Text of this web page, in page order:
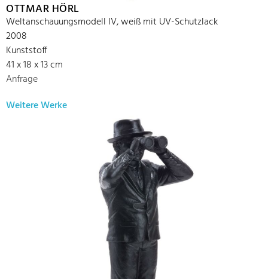
OTTMAR HÖRL
Weltanschauungsmodell IV, weiß mit UV-Schutzlack
2008
Kunststoff
41 x 18 x 13 cm
Anfrage
Weitere Werke